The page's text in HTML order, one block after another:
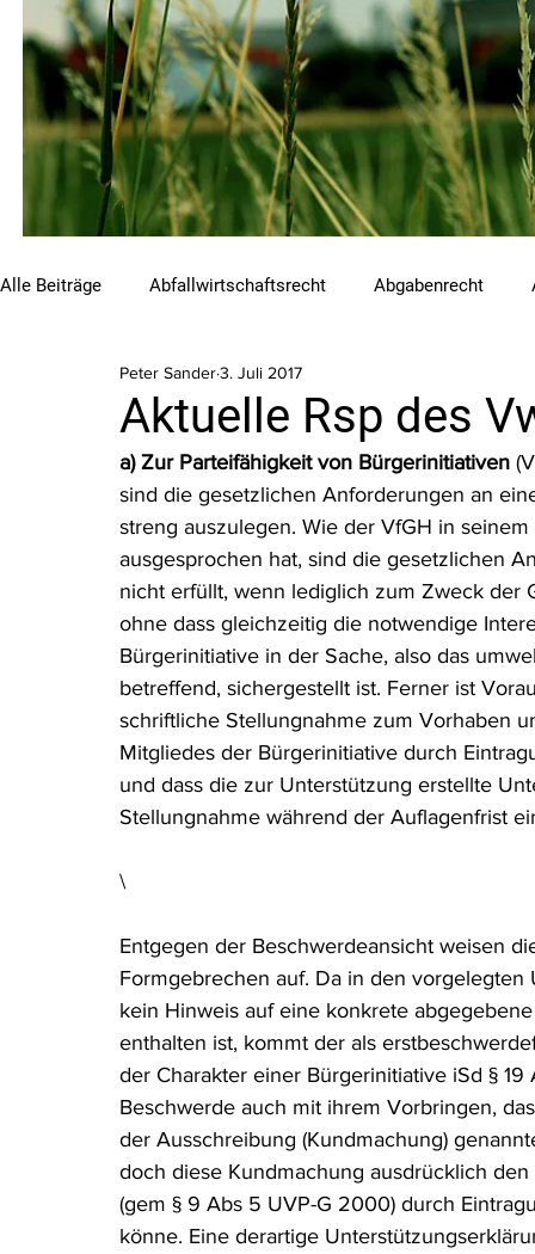
Alle Beiträge Abfallwirtschaftsrecht Abgabenrecht
Beihilfen und Förderungen
Luftreinhalterecht Naturschutzrecht
Rohstoffrecht (Umwelt-)Strafrecht Tierschutzrecht
Verfahrensrecht Vergaberecht Verkehr- und
Wasserrecht RDU Umwelt-Ausgabe Erdgas
Aktuelle Rsp des
Peter Sander3. Juli 2017
a) Zur Parteifähigkeit von Bürgerinitiativen
sind die gesetzlichen Anforderungen an
streng auszulegen. Wie der VfGH in
ausgesprochen hat, sind die gesetzlichen
nicht erfüllt, wenn lediglich zum Zweck
ohne dass gleichzeitig die notwendige
Bürgerinitiative in der Sache, also das
betreffend, sichergestellt ist. Ferner ist
schriftliche Stellungnahme zum Vorhaben
Mitgliedes der Bürgerinitiative durch
und dass die zur Unterstützung erstellte
Stellungnahme während der Auflagenfrist
\
Entgegen der Beschwerdeansicht weisen
Formgebrechen auf. Da in den
kein Hinweis auf eine konkrete
enthalten ist, kommt der als
der Charakter einer Bürgerinitiative iSd §
Beschwerde auch mit ihrem Vorbringen,
der Ausschreibung (Kundmachung)
doch diese Kundmachung ausdrücklich
(gem § 9 Abs 5 UVP-G 2000) durch
könne. Eine derartige